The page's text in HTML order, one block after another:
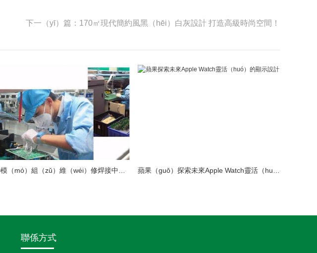
下一（yī）篇：170㎡現代簡約風黑（hēi）白灰設計 打造高級時尚空間！
LED模（mó）組（zǔ）維（wéi）修焊接中注意點（建議收藏） 蘋果（guǒ）探索未來Apple Watch靈活（huó）的顯示設（shè）計
聯係方式